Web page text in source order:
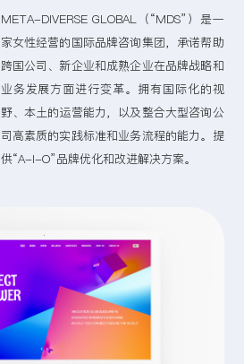
META-DIVERSE GLOBAL（“MDS”）是一
家女性经营的国际品牌咨询集团，承诺帮助
跨国公司、新企业和成熟企业在品牌战略和
业务发展方面进行变革。拥有国际化的视
野、本土的运营能力，以及整合大型咨询公
司高素质的实践标准和业务流程的能力。提
供“A-I-O”品牌优化和改进解决方案。